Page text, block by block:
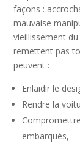
façons :
mauvaise
vieillissement
remettent pas
peuvent :
Enlaidir le
Rendre la
embarqués,